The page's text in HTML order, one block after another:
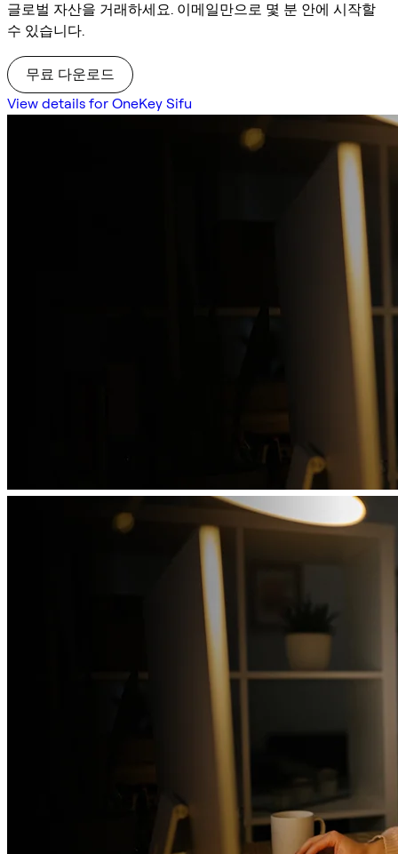
글로벌 자산을 거래하세요. 이메일만으로 몇 분 안에 시작할
수 있습니다.
무료 다운로드
View details for OneKey Sifu